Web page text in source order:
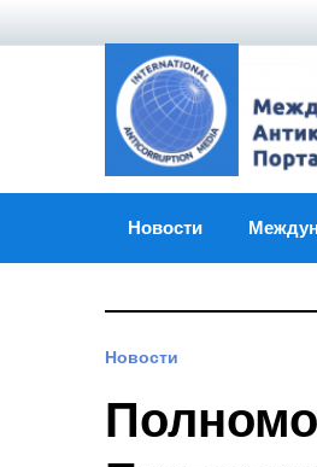
Новости
Новости